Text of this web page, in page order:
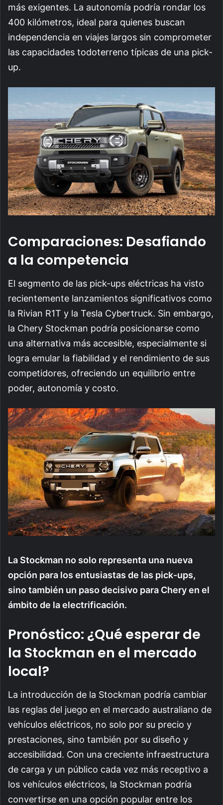
más exigentes. La autonomía podría rondar los
400 kilómetros, ideal para quienes buscan
independencia en viajes largos sin comprometer
las capacidades todoterreno típicas de una pick-
up.
Comparaciones: Desafiando
a la competencia
El segmento de las pick-ups eléctricas ha visto
recientemente lanzamientos significativos como
la Rivian R1T y la Tesla Cybertruck. Sin embargo,
la Chery Stockman podría posicionarse como
una alternativa más accesible, especialmente si
logra emular la fiabilidad y el rendimiento de sus
competidores, ofreciendo un equilibrio entre
poder, autonomía y costo.
La Stockman no solo representa una nueva
opción para los entusiastas de las pick-ups,
sino también un paso decisivo para Chery en el
ámbito de la electrificación.
Pronóstico: ¿Qué esperar de
la Stockman en el mercado
local?
La introducción de la Stockman podría cambiar
las reglas del juego en el mercado australiano de
vehículos eléctricos, no solo por su precio y
prestaciones, sino también por su diseño y
accesibilidad. Con una creciente infraestructura
de carga y un público cada vez más receptivo a
los vehículos eléctricos, la Stockman podría
convertirse en una opción popular entre los